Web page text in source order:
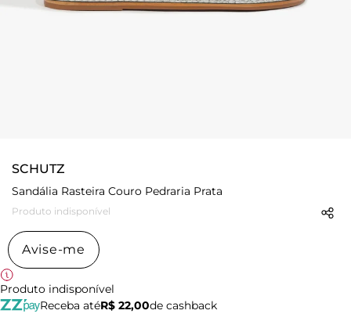
SCHUTZ
Sandália Rasteira Couro Pedraria Prata
Produto indisponível
Avise-me
Produto indisponível
Receba atéR$ 22,00de cashback